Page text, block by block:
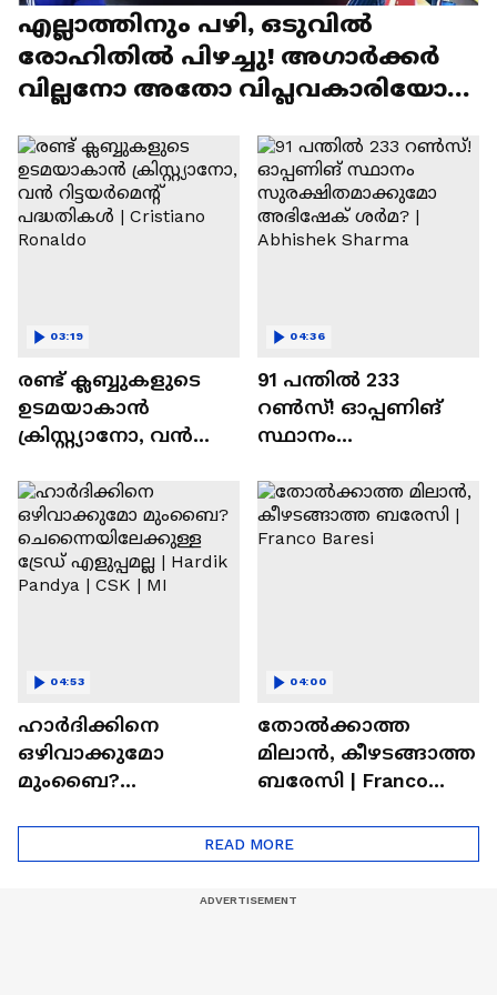
എല്ലാത്തിനും പഴി, ഒടുവില്‍
രോഹിതില്‍ പിഴച്ചു! അഗാര്‍ക്കർ
വില്ലനോ അതോ വിപ്ലവകാരിയോ? |
രണ്ട്‌ ക്ലബ്ബുകളുടെ
ഉടമയാകാന്‍
ക്രിസ്റ്റ്യാനോ, വന്‍
പദ്ധതികള്‍ | Cristiano
Ronaldo
03:19
91 പന്തില്‍ 233
റണ്‍സ്! ഓപ്പണിങ്
സ്ഥാനം
അഭിഷേക് ശർമ? |
Abhishek Sharma
04:36
ഹാർദിക്കിനെ
ഒഴിവാക്കുമോ
മുംബൈ?
Hardik Pandya | CSK |
04:53
തോല്‍ക്കാത്ത
മിലാന്‍, കീഴടങ്ങാത്ത
ബരേസി | Franco
04:00
READ MORE